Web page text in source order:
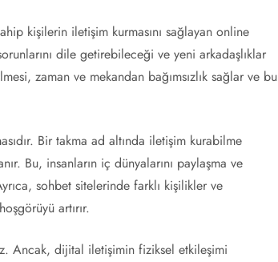
kişilerin iletişim kurmasını sağlayan online
dile getirebileceği ve yeni arkadaşlıklar
zaman ve mekandan bağımsızlık sağlar ve bu
Bir takma ad altında iletişim kurabilme
Bu, insanların iç dünyalarını paylaşma ve
sohbet sitelerinde farklı kişilikler ve
artırır.
Ancak, dijital iletişimin fiziksel etkileşimi